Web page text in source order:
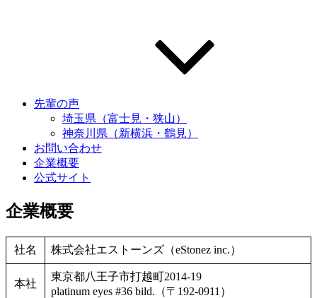
先輩の声
埼玉県（富士見・狭山）
神奈川県（新横浜・鶴見）
お問い合わせ
企業概要
公式サイト
企業概要
社名 株式会社エストーンズ（eStonez inc.）
本社
東京都八王子市打越町2014-19
platinum eyes #36 bild.（〒192-0911）